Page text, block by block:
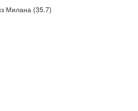
Милана (35.7)